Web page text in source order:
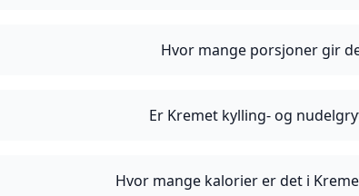
Hvor mange porsjoner gir
Er Kremet kylling- og
Hvor mange kalorier er det i